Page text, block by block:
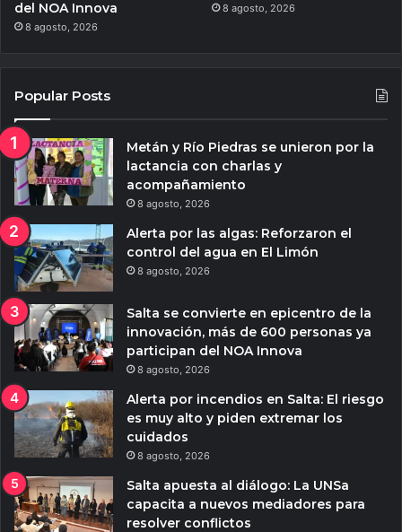
del NOA Innova
8 agosto, 2026
8 agosto, 2026
Popular Posts
Metán y Río Piedras se unieron por la
lactancia con charlas y
acompañamiento
8 agosto, 2026
Alerta por las algas: Reforzaron el
control del agua en El Limón
8 agosto, 2026
Salta se convierte en epicentro de la
innovación, más de 600 personas ya
participan del NOA Innova
8 agosto, 2026
Alerta por incendios en Salta: El riesgo
es muy alto y piden extremar los
cuidados
8 agosto, 2026
Salta apuesta al diálogo: La UNSa
capacita a nuevos mediadores para
resolver conflictos